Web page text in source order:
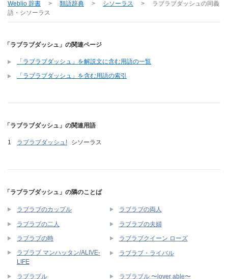
Weblio 辞書 > 類語辞典 > シソーラス > ラブラブダッシュの同義
語・シソーラス
「ラブラブダッシュ」の関連ページ
「ラブラブダッシュ」を解説文に含む用語の一覧
「ラブラブダッシュ」を含む用語の索引
「ラブラブダッシュ」の関連用語
ラブラブダッシュ! シソーラス
「ラブラブダッシュ」の隣のことば
ラブラブのカップル ラブラブの両人
ラブラブの二人 ラブラブの夫婦
ラブラブの時
ラブラブクイーン ローズ
ラブラブ マンハッタン/ALIVE-
LIFE
ラブラブ・ライバル
ラブラブル ラブラブル 〜lover able〜